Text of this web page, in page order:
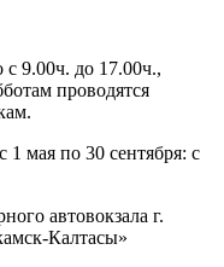
9.00ч. до 17.00ч.,
проводятся
1 мая по 30 сентября: с
автовокзала г.
Калтасы»